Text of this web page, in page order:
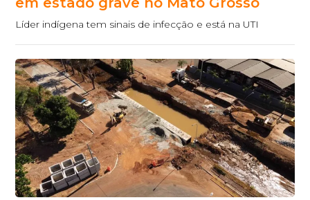
Líder indígena tem sinais de infecção e está na UTI